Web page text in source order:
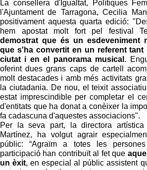
La consellera d'Igualtat, Polítiques
l'Ajuntament de Tarragona, Cecilia
positivament aquesta quarta edició:
hem apostat molt fort pel festival
demostrat que és un esdeveniment
que s'ha convertit en un referent
ciutat i en el panorama musical .
oferint dues grans caps de cartell
molt destacades i amb més activitats
la ciutadania. De nou, el teixit
estat imprescindible per completar el
d'entitats que ha donat a conèixer la
fa cadascuna d'aquestes associacions".
Per la seva part, la directora
Martínez, ha volgut agrair
públic: “Agraïm a totes les
participació han contribuït al fet que
un èxit, en especial al públic assistent